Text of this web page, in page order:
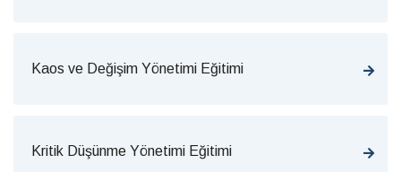
Kaos ve Değişim Yönetimi Eğitimi
Kritik Düşünme Yönetimi Eğitimi